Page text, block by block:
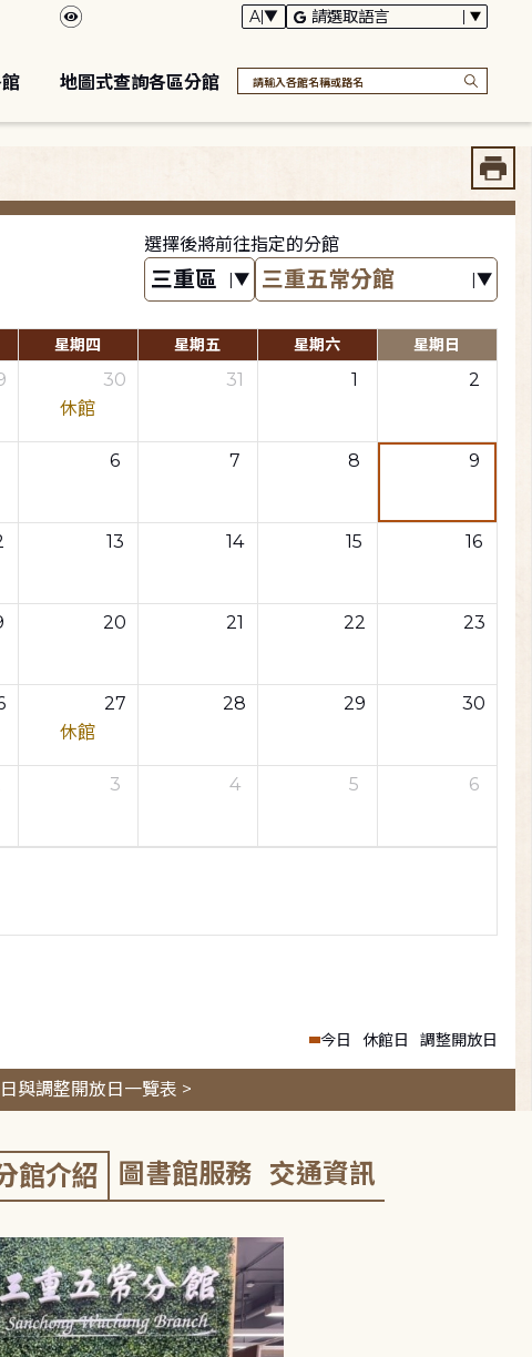
地圖式查詢各區分館
選擇後將前往指定的分館
星期四 星期五 星期六 星期日
30
休館
31 1 2
6 7 8 9
13 14 15 16
20 21 22 23
27
休館
28 29 30
3 4 5 6
今日 休館日 調整開放日
與調整開放日一覽表 >
館介紹 圖書館服務 交通資訊